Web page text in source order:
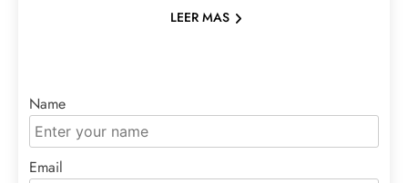
LEER MAS
Name
Email